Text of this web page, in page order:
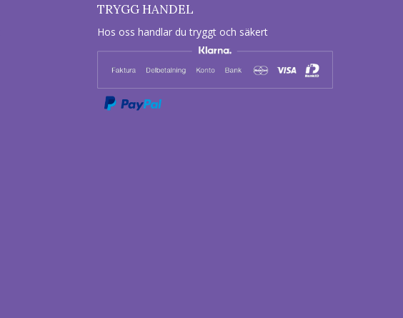
TRYGG HANDEL
Hos oss handlar du tryggt och säkert